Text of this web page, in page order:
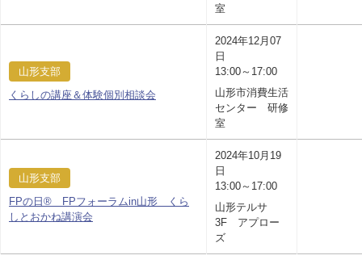
室
山形支部
くらしの講座＆体験個別相談会
2024年12月07
日
13:00～17:00
山形市消費生活
センター 研修
室
山形支部
FPの日® FPフォーラムin山形 くら
しとおかね講演会
2024年10月19
日
13:00～17:00
山形テルサ
3F アプロー
ズ